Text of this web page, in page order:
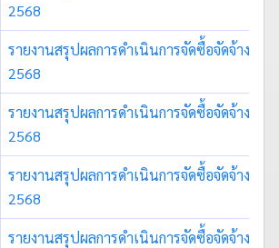
2568
รายงานสรุปผลการดำเนินการจัดซื้อจัดจ้าง ป
2568
รายงานสรุปผลการดำเนินการจัดซื้อจัดจ้าง ป
2568
รายงานสรุปผลการดำเนินการจัดซื้อจัดจ้าง ปร
2568
รายงานสรุปผลการดำเนินการจัดซื้อจัดจ้าง ปร